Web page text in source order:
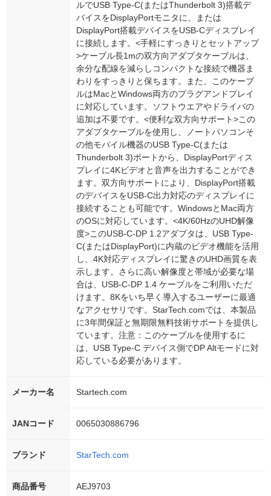
ルでUSB Type-C(またはThunderbolt 3)搭載デ
バイスをDisplayPortモニタに、または
DisplayPort搭載デバイスをUSB-Cディスプレイ
に接続します。<手軽にすっきりとセットアップ
>ケーブル長1mの双方向アダプタケーブルは、
余分な配線を減らしコンパクトな接続で機器ま
わりをすっきりと保ちます。また、このケーブ
ルはMacとWindows両方のプラグアンドプレイ
に対応しています。ソフトウエアやドライバの
追加は不要です。<便利な双方向サポート>この
アダプタケーブルを使用し、ノートパソコンそ
の他モバイル機器のUSB Type-C(または
Thunderbolt 3)ポートから、DisplayPortディス
プレイに4Kビデオと音声を出力することができ
ます。双方向サポートにより、DisplayPort搭載
のデバイスをUSB-C出力対応のディスプレイに
接続することも可能です。WindowsとMac両方
のOSに対応しています。<4K/60HzのUHD解像
度>このUSB-C-DP 1.2アダプタは、USB Type-
C(またはDisplayPort)に内蔵のビデオ機能を活用
し、4K対応ディスプレイに驚きのUHD画質を表
示します。さらに高い解像度と帯域が必要な場
合は、USB-C-DP 1.4 ケーブルをご利用いただ
けます。8Kをいち早く導入するユーザーに最適
なアクセサリです。StarTech.comでは、本製品
に3年間保証と無期限無料技術サポートを提供し
ています。注意：このケーブルを使用するに
は、USB Type-C デバイス側でDP Altモードに対
応している必要があります。
メーカー名 Startech.com
JANコード 0065030886796
ブランド StarTech.com
商品番号 AEJ9703